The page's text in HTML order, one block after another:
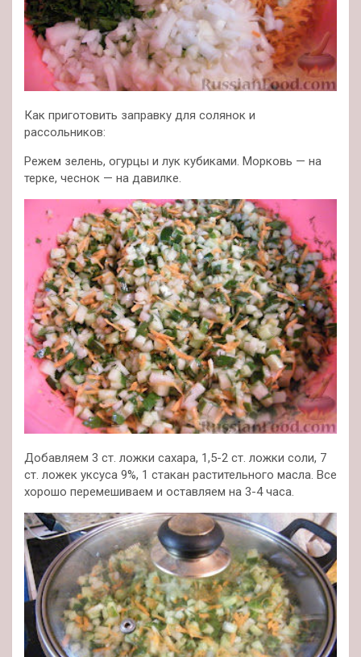
Как приготовить заправку для солянок и
рассольников:
Режем зелень, огурцы и лук кубиками. Морковь — на
терке, чеснок — на давилке.
Добавляем 3 ст. ложки сахара, 1,5-2 ст. ложки соли, 7
ст. ложек уксуса 9%, 1 стакан растительного масла. Все
хорошо перемешиваем и оставляем на 3-4 часа.